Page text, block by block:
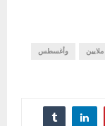
ملايين وأغسطس